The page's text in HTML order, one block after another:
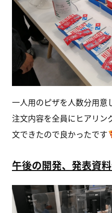
一人用のピザを人数分用意
注文内容を全員にヒアリン
文できたので良かったです
午後の開発、発表資